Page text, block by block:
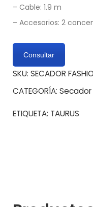
– Cable: 1.9 m
– Accesorios: 2
Consultar
SKU: SECADOR
CATEGORÍA: Secador
ETIQUETA: TAURUS